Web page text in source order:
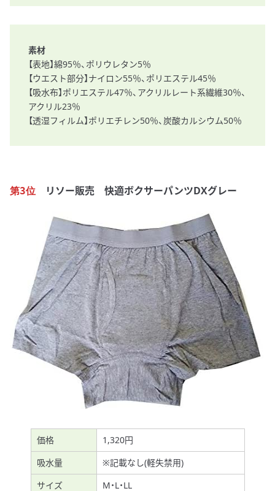
素材
【表地】綿95％、ポリウレタン5％
【ウエスト部分】ナイロン55％、ポリエステル45％
【吸水布】ポリエステル47％、アクリルレート系繊維30％、
アクリル23％
【透湿フィルム】ポリエチレン50％、炭酸カルシウム50％
第3位 リソー販売 快適ボクサーパンツDXグレー
価格
1,320円
吸水量
※記載なし(軽失禁用)
サイズ
M・L・LL